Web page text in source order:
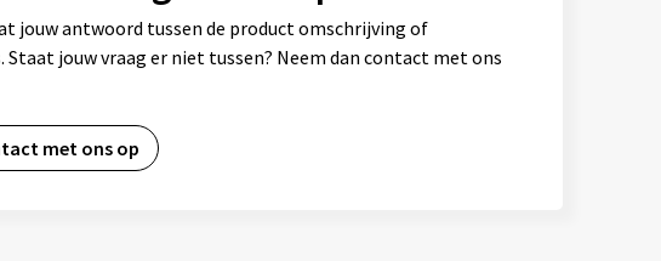
jouw antwoord tussen de product omschrijving of
Staat jouw vraag er niet tussen? Neem dan contact met ons
met ons op